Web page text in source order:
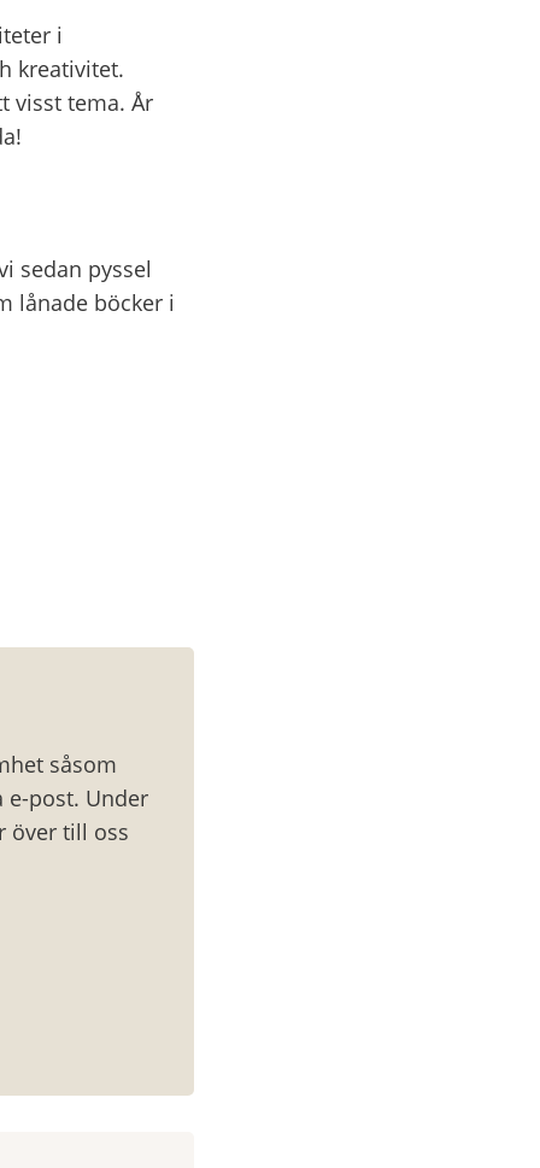
i
kreativitet.
visst tema. År
sedan pyssel
lånade böcker i
såsom
e-post. Under
över till oss